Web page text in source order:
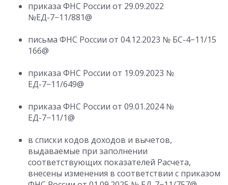
приказа ФНС России от 29.09.2022
№ЕД-7−11/881@
письма ФНС России от 04.12.2023 № БС-4−11/15
166@
приказа ФНС России от 19.09.2023 №
ЕД-7−11/649@
приказа ФНС России от 09.01.2024№
ЕД-7−11/1@
в списки кодов доходов и вычетов,
выдаваемые при заполнении
соответствующих показателей Расчета,
внесены изменения в соответствии с приказом